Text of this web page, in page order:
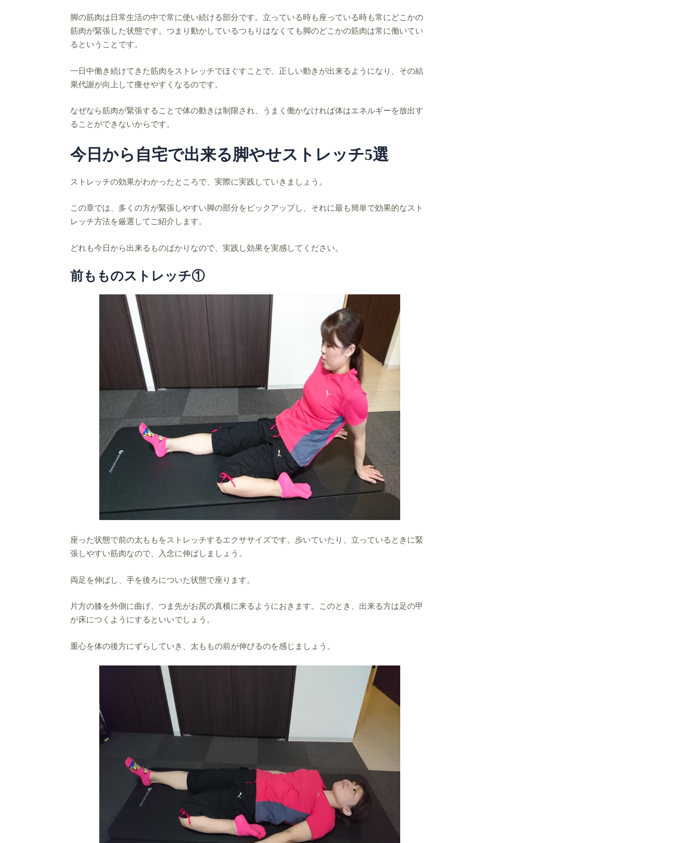
脚の筋肉は日常生活の中で常に使い続ける部分です。立っている時も座っている時も常にどこかの
筋肉が緊張した状態です。つまり動かしているつもりはなくても脚のどこかの筋肉は常に働いてい
るということです。
一日中働き続けてきた筋肉をストレッチでほぐすことで、正しい動きが出来るようになり、その結
果代謝が向上して痩せやすくなるのです。
なぜなら筋肉が緊張することで体の動きは制限され、うまく働かなければ体はエネルギーを放出す
ることができないからです。
今日から自宅で出来る脚やせストレッチ5選
ストレッチの効果がわかったところで、実際に実践していきましょう。
この章では、多くの方が緊張しやすい脚の部分をピックアップし、それに最も簡単で効果的なスト
レッチ方法を厳選してご紹介します。
どれも今日から出来るものばかりなので、実践し効果を実感してください。
前もものストレッチ①
座った状態で前の太ももをストレッチするエクササイズです。歩いていたり、立っているときに緊
張しやすい筋肉なので、入念に伸ばしましょう。
両足を伸ばし、手を後ろについた状態で座ります。
片方の膝を外側に曲げ、つま先がお尻の真横に来るようにおきます。このとき、出来る方は足の甲
が床につくようにするといいでしょう。
重心を体の後方にずらしていき、太ももの前が伸びるのを感じましょう。